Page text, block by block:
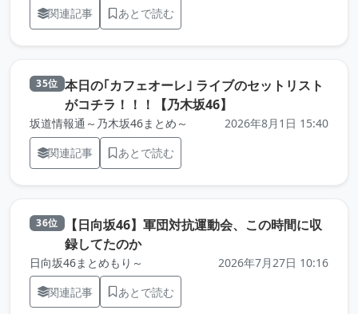
関連記事
あとで読む
35位 本日の｢カフェオーレ｣ ライブのセットリスト
がコチラ！！！【乃木坂46】
坂道情報通～乃木坂46まとめ～
2026年8月1日 15:40
関連記事
あとで読む
36位
【日向坂46】軍団対抗運動会、この時間に収
録してたのか（元記事を新しいタブで開きます）
日向坂46まとめもり～
2026年7月27日 10:16
関連記事
あとで読む